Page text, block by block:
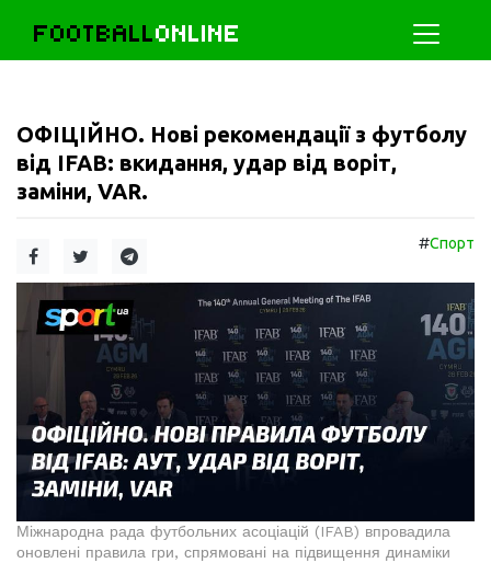
FOOTBALLONLINE
ОФІЦІЙНО. Нові рекомендації з футболу
від IFAB: вкидання, удар від воріт,
заміни, VAR.
#Спорт
Міжнародна рада футбольних асоціацій (IFAB) впровадила
оновлені правила гри, спрямовані на підвищення динаміки